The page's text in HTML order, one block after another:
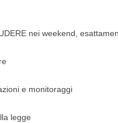
nei weekend,
e monitoraggi
legge